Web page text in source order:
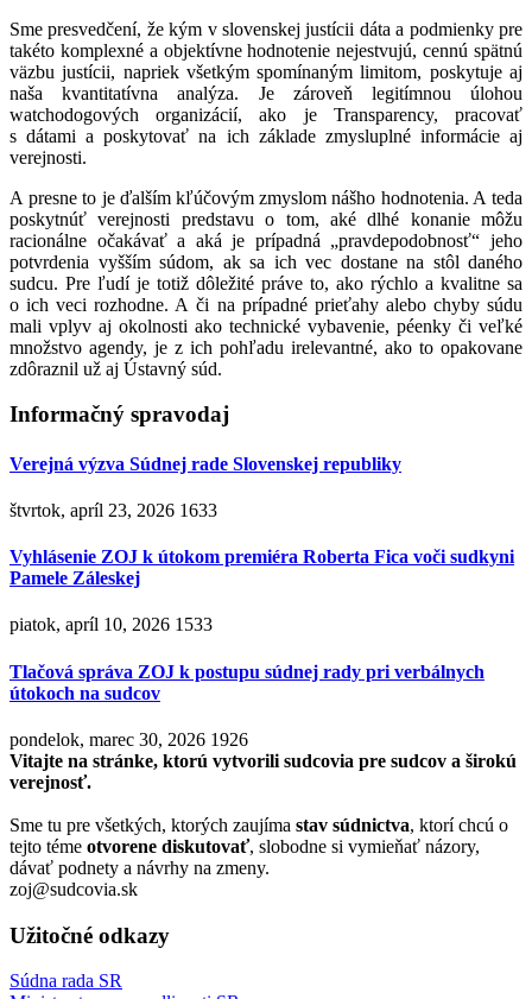
Sme presvedčení, že kým v slovenskej justícii dáta a podmienky pre
takéto komplexné a objektívne hodnotenie nejestvujú, cennú spätnú
väzbu justícii, napriek všetkým spomínaným limitom, poskytuje aj
naša kvantitatívna analýza. Je zároveň legitímnou úlohou
watchodogových organizácií, ako je Transparency, pracovať
s dátami a poskytovať na ich základe zmysluplné informácie aj
verejnosti.
A presne to je ďalším kľúčovým zmyslom nášho hodnotenia. A teda
poskytnúť verejnosti predstavu o tom, aké dlhé konanie môžu
racionálne očakávať a aká je prípadná „pravdepodobnosť“ jeho
potvrdenia vyšším súdom, ak sa ich vec dostane na stôl daného
sudcu. Pre ľudí je totiž dôležité práve to, ako rýchlo a kvalitne sa
o ich veci rozhodne. A či na prípadné prieťahy alebo chyby súdu
mali vplyv aj okolnosti ako technické vybavenie, péenky či veľké
množstvo agendy, je z ich pohľadu irelevantné, ako to opakovane
zdôraznil už aj Ústavný súd.
Informačný spravodaj
Verejná výzva Súdnej rade Slovenskej republiky
štvrtok, apríl 23, 2026 1633
Vyhlásenie ZOJ k útokom premiéra Roberta Fica voči sudkyni
Pamele Záleskej
piatok, apríl 10, 2026 1533
Tlačová správa ZOJ k postupu súdnej rady pri verbálnych
útokoch na sudcov
pondelok, marec 30, 2026 1926
Vitajte na stránke, ktorú vytvorili sudcovia pre sudcov a širokú
verejnosť.
Sme tu pre všetkých, ktorých zaujíma stav súdnictva, ktorí chcú o
tejto téme otvorene diskutovať, slobodne si vymieňať názory,
dávať podnety a návrhy na zmeny.
zoj@sudcovia.sk
Užitočné odkazy
Súdna rada SR